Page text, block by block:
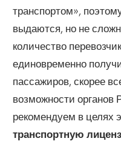
транспортом»,
выдаются, но не
количество
единовременно
пассажиров, скорее
возможности органов
рекомендуем в целях
транспортную